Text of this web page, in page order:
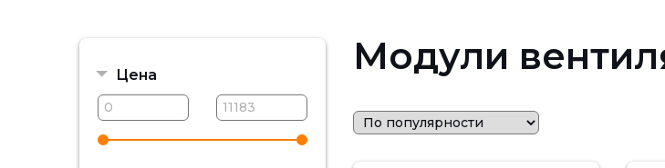
Модули
Цена